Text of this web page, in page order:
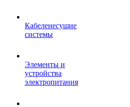
Кабеленесущие
системы
Элементы и
устройства
электропитания